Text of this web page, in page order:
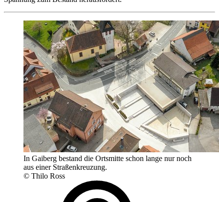
In Gaiberg bestand die Ortsmitte schon lange nur noch
aus einer Straßenkreuzung.
© Thilo Ross